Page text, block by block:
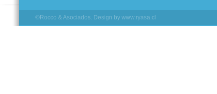
©Rocco & Asociados. Design by www.ryasa.cl